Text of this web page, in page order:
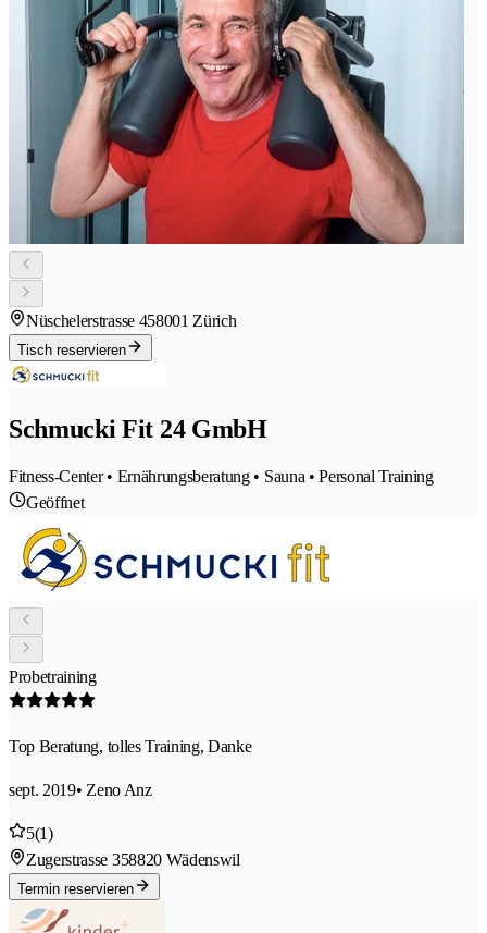
Nüschelerstrasse 458001 Zürich
Tisch reservieren
Schmucki Fit 24 GmbH
Fitness-Center • Ernährungsberatung • Sauna • Personal Training
Geöffnet
Probetraining
Top Beratung, tolles Training, Danke
sept. 2019• Zeno Anz
5(1)
Zugerstrasse 358820 Wädenswil
Termin reservieren